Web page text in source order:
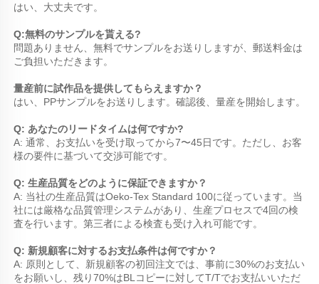
はい、大丈夫です。
Q:無料のサンプルを貰える?
問題ありません、無料でサンプルをお送りしますが、郵送料金は
ご負担いただきます。
量産前に試作品を提供してもらえますか？
Q: あなたのリードタイムは何ですか?
A: 通常、お支払いを受け取ってから7〜45日です。ただし、お客
様の要件に基づいて交渉可能です。
Q: 生産品質をどのように保証できますか？
A: 当社の生産品質はOeko-Tex Standard 100に従っています。当
社には厳格な品質管理システムがあり、生産プロセスで4回の検
査を行います。第三者による検査も受け入れ可能です。
Q: 新規顧客に対するお支払条件は何ですか？
A: 原則として、新規顧客の初回注文では、事前に30%のお支払い
をお願いし、残り70%はBLコピーに対してT/Tでお支払いいただ